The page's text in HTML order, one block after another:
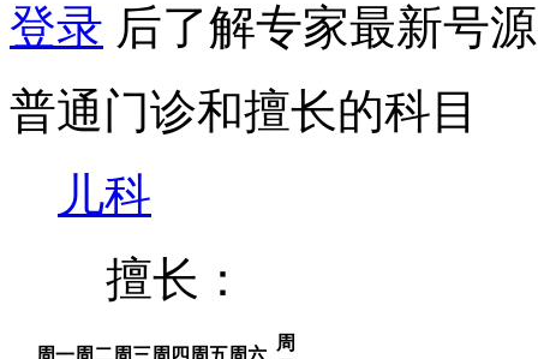
登录 后了解专家最新号
普通门诊和擅长的科目
儿科
擅长：
周